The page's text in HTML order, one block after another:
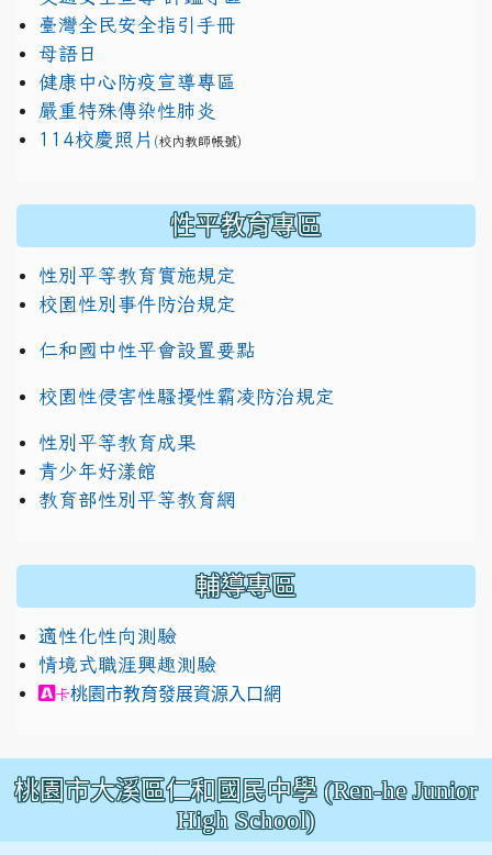
臺灣全民安全指引手冊
母語日
健康中心防疫宣導專區
嚴重特殊傳染性肺炎
114校慶照片 (校內教師帳號)
性平教育專區
性別平等教育實施規定
校園性別事件防治規定
仁和國中性平會設置要點
校園性侵害性騷擾性霸凌防治規定
性別平等教育成果
青少年好漾館
教育部性別平等教育網
輔導專區
適性化性向測驗
情境式職涯興趣測驗
link to https://exam.career.ntnu.edu.tw/cit/
卡桃園市教育發展資源入口網
桃園市大溪區仁和國民中學 (Ren-he Junior
High School)